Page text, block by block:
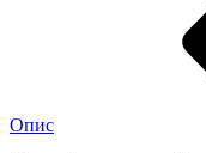
Опис